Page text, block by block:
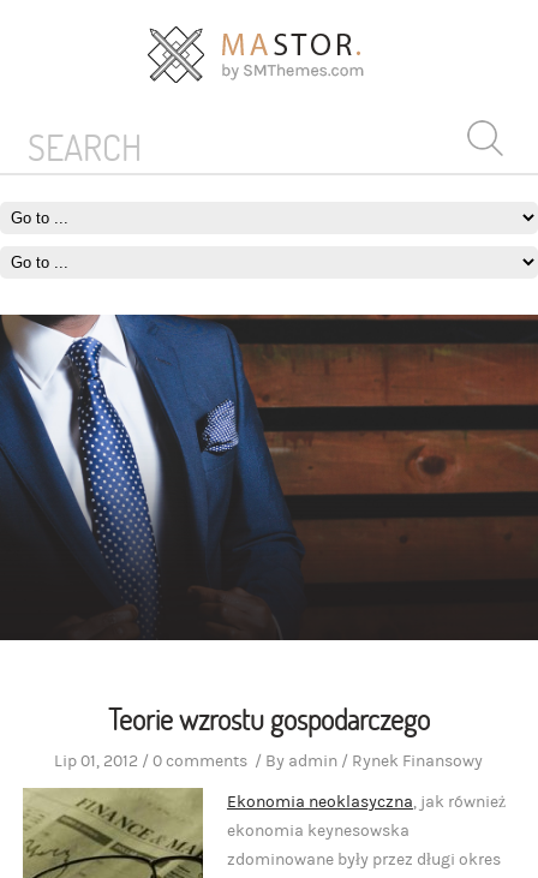
Teorie wzrostu gospodarczego
Lip 01, 2012 /0 comments / By admin / Rynek Finansowy
Ekonomia neoklasyczna, jak również
ekonomia keynesowska
zdominowane były przez długi okres